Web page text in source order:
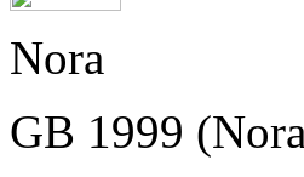
Nora
GB 1999